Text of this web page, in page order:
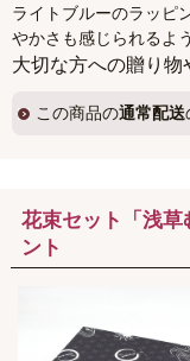
ライトブルーのラッピ
やかさも感じられるよ
大切な方への贈り物
この商品の通常配送
花束セット「浅
ント